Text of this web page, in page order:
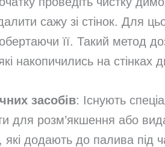
сажу зі стінок. Для
її. Такий метод
накопичились на стінках
засобів: Існують
для розм’якшення або
додають до палива під